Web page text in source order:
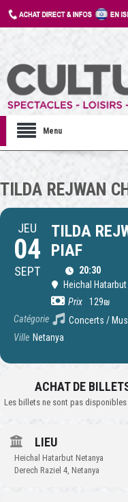
Menu
TILDA REJWAN
JEU
04
SEPT
TILDA
PIAF
20:30
Heichal
Prix
129₪
Catégorie
Concerts /
Ville Netanya
ACHAT DE
Les billets ne sont pas
LIEU
Heichal Hatarbut Netanya
Derech Raziel 4, Netanya